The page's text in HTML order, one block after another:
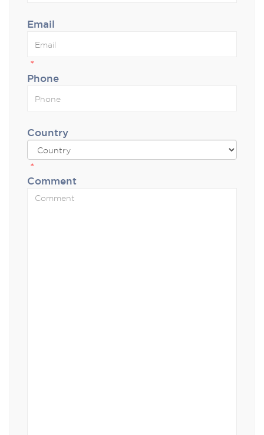
Email
*
Phone
Country
*
Comment